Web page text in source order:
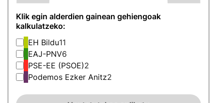
Klik egin alderdien gainean gehiengoak
kalkulatzeko:
EH Bildu11
EAJ-PNV6
PSE-EE (PSOE)2
Podemos Ezker Anitz2